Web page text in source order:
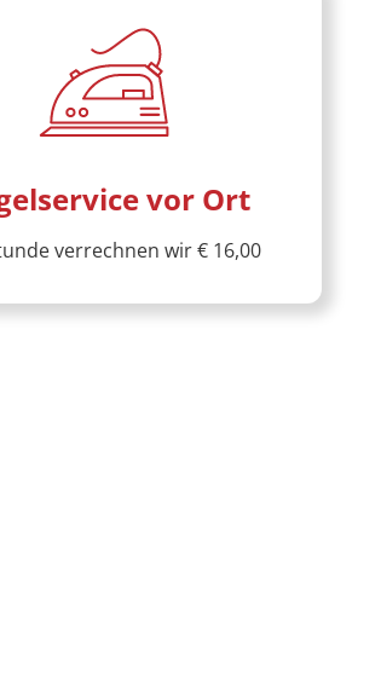
vor Ort
verrechnen wir € 16,00